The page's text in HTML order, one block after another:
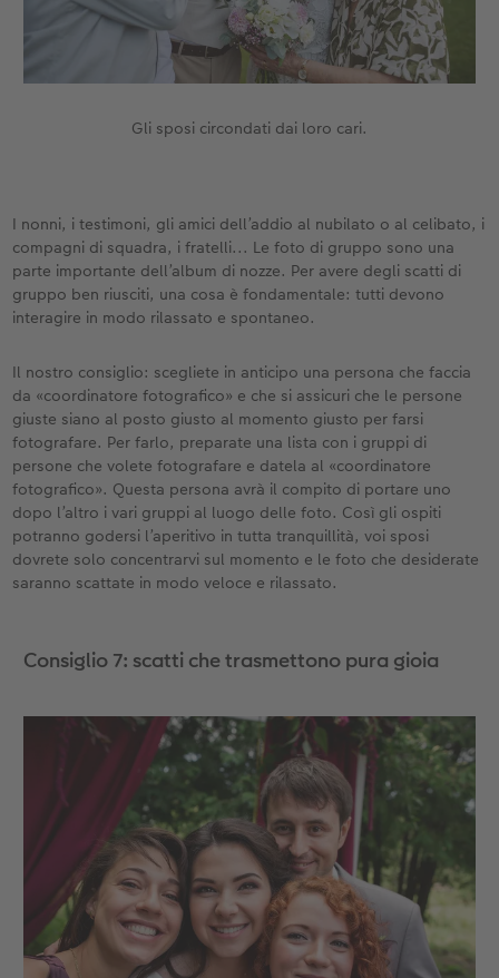
Gli sposi circondati dai loro cari.
I nonni, i testimoni, gli amici dell’addio al nubilato o al celibato, i
compagni di squadra, i fratelli... Le foto di gruppo sono una
parte importante dell’album di nozze. Per avere degli scatti di
gruppo ben riusciti, una cosa è fondamentale: tutti devono
interagire in modo rilassato e spontaneo.
Il nostro consiglio: scegliete in anticipo una persona che faccia
da «coordinatore fotografico» e che si assicuri che le persone
giuste siano al posto giusto al momento giusto per farsi
fotografare. Per farlo, preparate una lista con i gruppi di
persone che volete fotografare e datela al «coordinatore
fotografico». Questa persona avrà il compito di portare uno
dopo l’altro i vari gruppi al luogo delle foto. Così gli ospiti
potranno godersi l’aperitivo in tutta tranquillità, voi sposi
dovrete solo concentrarvi sul momento e le foto che desiderate
saranno scattate in modo veloce e rilassato.
Consiglio 7: scatti che trasmettono pura gioia